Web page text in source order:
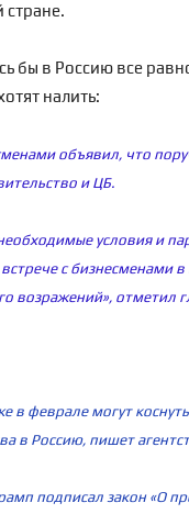
бы в Россию все
налить:
объявил, что
и ЦБ.
условия и
с
возражений», отметил
в феврале могут
в Россию, пишет
подписал закон «О